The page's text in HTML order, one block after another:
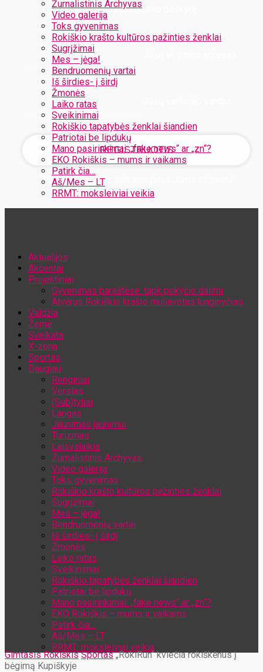
Žurnalistinis Archyvas
Video galerija
Toks gyvenimas
Rokiškio krašto kultūros pažinties ženklai
Sugrįžimai
Mes – jėga!
Bendruomenių vartai
Iš širdies- į širdį
Žmonės
Laiko ratas
Sveikinimai
Rokiškio tapatybės ženklai šiandien
Patriotai be lipdukų
Mano pasirinkimai: „fake news“ ar „zn“?
EKO Rokiškis – mums ir vaikams
Patirk čia…
Aš/Mes – LT
RRMT: moksleiviai veikia
Užregistruokite savo paskyrą
Jūsų slaptažodis bus atsiųstas Jums el. paštu
Aktualijos
Akcentai
Projektiniai
Gyvenimas paraštėse: tapk pokyčio dalimi
Atvėrus Rokiškio krašto muliavotas lunginyčias
Valdžia
Žemė
Sveikata
X-zona
Sportas
Daugiau
Renginiai
Verslas
(Sub)tyliai
Langas
Jaunimas jaunimui
Turizmas
Laisvalaikis
Žurnalistinis Archyvas
Video galerija
Toks gyvenimas
Rokiškio krašto kultūros pažinties ženklai
Sugrįžimai
Mes – jėga!
Bendruomenių vartai
Iš širdies- į širdį
Žmonės
Laiko ratas
Sveikinimai
Rokiškio tapatybės ženklai šiandien
Patriotai be lipdukų
Mano pasirinkimai: „fake news“ ar „zn“?
EKO Rokiškis – mums ir vaikams
Patirk čia…
Aš/Mes – LT
RRMT: moksleiviai veikia
Gimtasis Rokiškis Sportas „RokiRun“ kviečia rokiškėnus į
bėgimą Kupiškyje